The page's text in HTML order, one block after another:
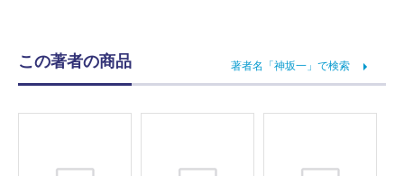
この著者の商品 著者名「神坂一」で検索